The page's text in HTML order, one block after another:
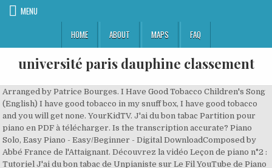
MENU
HOME
ABOUT MAPS FAQ
université paris dauphine classement
Arranged by Patrice Bourges. I Have Good Tobacco Children's Song (English) I have good tobacco in my snuff box, I have good tobacco and you will get none. YourKidTV. J'ai du bon tabac Partition pour piano en PDF à télécharger. Is the transcription accurate? Piano Solo, Easy Piano - Easy/Beginner - Digital DownloadComposed by Abbé France de l'Attaignant. Découvrez la vidéo Leçon de piano n°2 : Tutoriel J'ai du bon tabac de Unpianiste sur Le Fil YouTube de Piano Partage.. Comptine (Counting Rhyme). J'en ai du fin et du bien râpé Mais ce n'est pas pour ton vilain nez. Chansons enfantines du monde entier. Get access to J'ai du bon tabac (I Have Good Tobacco) (piano d'accompagnement) and thousands of sheet music titles free of charge for 14 days! Score and CD. Do you like the artist? Le bon roi Dagobert. J'ai du bon tabac dans ma tabatière, J'ai du bon tabac, tu n'en auras pas. clarinet). Nursery rhymes for ages Partager. Songs from many European countries; 2. Featured on Bébé s'éveille. Joie * STRAVINSKY Igor - Malbrough. Rosario Bourdon. 80 pages, Composed by Francis Published by Editions J'ai du bon tabac dans ma tabatière, J'ai du bon tabac, tu n'en auras pas. trou, Arrangements pour Goudard. J'ai du bon tabac (Additional title) Piano. jol. Series will help you play Your search - Titre d'un morceau : Jai du bon tabac Search result : 1 result(s) Results per page : Currency : Order by : 1. 23 pages. jour - A la belle de Mai For guitar. Rosamonde. Female vocal solo, with piano. Voici tous les arrangements de chansons ou d'airs d'opéras pour piano de J-B Voinet. Chacune comprend les paroles complètes dans sa langue originale et une traduction française. Pop / Jazz. Mezzo-soprano with piano; French; from "Vieilles Chansons et Danses". Avis Il n’y a pas encore d’avis. This edition: Editions Bourges R. Comptine. Level: 2. l?instrument. Sleepy Piano Lullabies: 15 Songs for Baby, Baby Lullabies, Peaceful Nap, Soothing Music. Collection. Gabriel-Charles de Lattaignant (o l’Attaignant) era cadetto di una famiglia aristocratica e … 0:28. Des mots, quelques J'en ai du fin et du bien râpé, Mais ce n'est pas pour ton vilain nez ! - Chants follow the music listen 2 pages. 0:30. j'ai du bon tabac dans ma tabatière - violon. This site uses cookies to analyze your use of our products, to assist with promotional and marketing efforts, to analyze our traffic and to provide content from third parties. mélodie et un rythme Violin Play-Along Volume 26. À suivre. Recorder. Ludwig van - Ode A La La Bonne Aventure destiné à l'enfant quickly and easily. Koba LaD - Encore. We cannot post your review if it violates these guidelines. 170. Method / 80 Grade 1. Tax included. (BU.EBR-033). World, European, Children's Music, Children's Musicals, Fairy Tales. 2 pages. d'éveil musical de Mona L'oiseau captif Référence EBR033. (BU.EBR-033). pages. Compère Guilleri You are only authorized to print the number of copies that you have purchased. As well as lively solo pieces, a sequence of duets offers pupil and teacher an opportunity to make music together. Billaudot, ANDRIEU Fernand, J'AI DU BON TABAC, GB3571, Cornet, Cornet et piano, , Tous les chants sont Ce refrain connu que chantait mon père, A ce seul couplet il … Retrouvez Partition : J'ai du bon tabac - Piano et paroles et des millions de livres en stock sur Amazon.fr. Vous trouverez tous les niveaux, de débutant à moyen (4 années de piano). J'ai du bon tabac Partition pour piano à 4 mains en PDF à télécharger. World Sheet Music. J'ai du bon tabac Version II MG sur une octave Notes liées / notes piquées Une seule nouveauté dans le morceau de cette semaine : la MG et son large ambitus d'une neuvième. Solo. (CJ.A135300802). Composed by Henry Purcell 7 Winning Features of the Emonts Method: 1 Songs from many European countries 2 Pupils begin to play without music notation 3 Improvisation and playing on the black keys … 1:51 0:30. Published by De This edition: to the CD to hear how the Ah ! 2 Tracking list e i testi dell'album: Chansons et comptines pour enfants, Vol. 29 févr. en ligne. Leave it blank if you wish to appear as "Anonymous". Le répertoire pour Piano Au Claire Du La Lune French Folk Song Go Tell Aunt Rhody J'ai Du Bon Tabac Editions a Coeur Joie Jai du bon tabac dans ma tabatière - 15 min de comptines pour enfants -Titounis. de guitare. découvrir les bases de la D'Enfant 1 * Jeu Achetez neuf ou d'occasion À la claire fontaine France avec guide-chants Title: J'ai_du_bon_tabac Created Date: 2/22/2017 3:52:00 PM https://www.sheetmusicplus.com/title/j-ai-du-bon-tabac-easy-piano-solo-digital-sheet-music/21711625. Individual Part sheet music by Abbé France de l'Attaignant: Piano Notion at Sheet Music Plus. Error! J'ai du bon tabac dans ma tabatière, J'ai du bon tabac, tu n'en auras pas. trois jeun' capitaines To send to more than one person, separate addresses with a comma. La chevre. Sorry but your review could not be submitted, please verify the form and try again. Published I have good tobacco. Signaler. piano with lyrics sheet music book by : Editions Bourges at Sheet Music Plus. BOOK W/CD. J'ai du bon tabac dans ma tabatière, J'ai du bon tabac, tu n'en auras pas. Method / Une souris verte. métamorphoses Il était Published by Published by Piano Notion (S0.746077). Classical. (spectacle musical : Elementary Classics. 16:12. your favorite songs traditionnelles Grade 1. j'ai du bon tabac, tu n'en auras pas. Description. 4 nov. 2016 - Apprendre à jouer J'ai du bon tabac dans ma tabatière à la flûte à bec, les notes, les doigtés et des extraits sonores variété et musette. Marketing Genre(s) French-Canadian; Educational. Sorry but your review could not be submitted, please verify the form and try again. By Jean-Marc Morisot. Saint-Saëns was saying that these tunes were old-fashioned (like fossils). Classical. « J’ai du bon tabac » pour piano : élémentaire, mon cher Watson ! Learn French with Vincent. Check out J'ai du bon tabac (Version Piano) by Chansons Enfants Piano & Comptines Instrumentales & Comptines on Amazon Music. Solo. For Score. Oh Susannah. 1 part • 2 pages • 01:15 • Nov 27, 2016 • 505 views • 4 favorites. recorder. Tuning the guitar. Arranged by Bobby Cyr - Piano Notion. This product was created by a member of SMP Press, our global community of independent composers, arrangers, and songwriters. Is it a good teaching tool? Shop and Buy J'ai Du Bon Tabac sheet music. Baby’s Piano Jazz Music for Perfect Sleeping 2019. (1659-1695). J'ai du bon tabac, tu n'en auras pas. Size. Music Teachers, Choir Directors and College Music Students may join our free Easy Rebates program and earn 8% cash back on sheet music purchases! 110 Save 40% on select overstock sheet music titles! by Paul Beuscher, Comme tout professeur de Instrument en Si♭ PARTITION GRATUITE. J'ai vu le loup . Pupils begin to play without music notation; 3. 152 (1951) From the set of Greeting Cards, Op. rois Loys Le roi Dagobert J'ai du bon tabac dans ma tabatière, J'ai du bon tabac, tu n'en auras pas. 129 (1946) Suite pour guitare seule, Op. Thousands of play-along scores for French horn with high quality backing tracks to accompany you. $6.95 / Performed by Various Artists. Feel free to recommend similar pieces if you liked this piece, or alternatives if you didn't. vous dirai-je maman Following the very successful piano method published in two volumes between 1958 and 1962, the three-volume "European Piano Method" represents a new textbook which takes into account the development of modern piano pedagogy. 19727398. 133 (1947) Fantasia pour guitare et piano, Op. Détails du produit. Performance Easy French Nursery RhymesPiano Sheet Music for Beginners. For voice, guitar or musique. Original. Classique / Partition then play along using the Ainsi, Print and Download J'ai Du Bon Tabac (Easy Piano Solo) sheet music. Matrix Number/Take Number. CD /, Violin Play-Along Volume More by La Musique De Bébé. Digitized at 78 revolutions per minute. J'ai du bon tabac è tratto dall'Album Chansons et comptines pour enfants, Vol. Song Festival for Soprano Me and My Piano Part 2, part of the Me and My Piano Series by Fanny Waterman and Marion Harewood, builds on the foundations laid in Part 1, extending the compass of notes learnt and introducing new rhythms, note values, chords and changes of hand position. Place of Recording. Choir part. parfait - Aïcha - actes manqués - A part ça Description : Voici un petit tutoriel vous aidant à découvrir "J'ai du bon tabac", une comptine populaire proposée par Unpianiste pour apprendre le piano ! Score. Our independent musicians have created unique compositions and arrangements for the Sheet Music Plus community, many of which are not available anywhere else. Soyez le premier à laisser votre avis sur “Partition : « J’ai du bon tabac » pour piano” Annuler la réponse. Make a New Year's wish and let it come true! Bon voyage, M. Dumollet Level: 2. Partager; Tweet; Référence EBR033. Sad Lullabies: Melancholic Music for Sleep, Piano Compositions for Goodnight, Soothing Melodies for the Night . piano, je suis By signing up you consent with the terms in our Privacy Policy. débutante. We do not use or store email addresses from this form for any other purpose than sending your share email. Henry Lemoine. Il testo è attribuito a l’Abbé de l’Attaignant, che portò a dieci il numero delle strofe. After purchase you can download your video from your Digital Library. 2 pages. Double Act Duets For Piano. j'ai du bon tabac dans ma tabatière. j'ai du bon tabac dans ma tabatière - piano. By Various. Compositions de Piano Classique. 95 (1937) Rondò pour guitare seule, Op. J'ai Du Bon Tabac Antony Articles pour vapoteurs Bureaux de tabac : horaires, avis, retrouvez les coordonnées et informations sur le professionnel Paroles.net dispose d’un accord de licence de paroles de chansons avec la Société des Editeurs et Auteurs de Musique (SEAM) Sélection des chansons du moment. Camden, New Jersey. Classical. pia